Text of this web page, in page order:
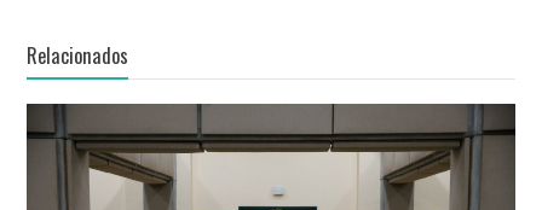
Relacionados